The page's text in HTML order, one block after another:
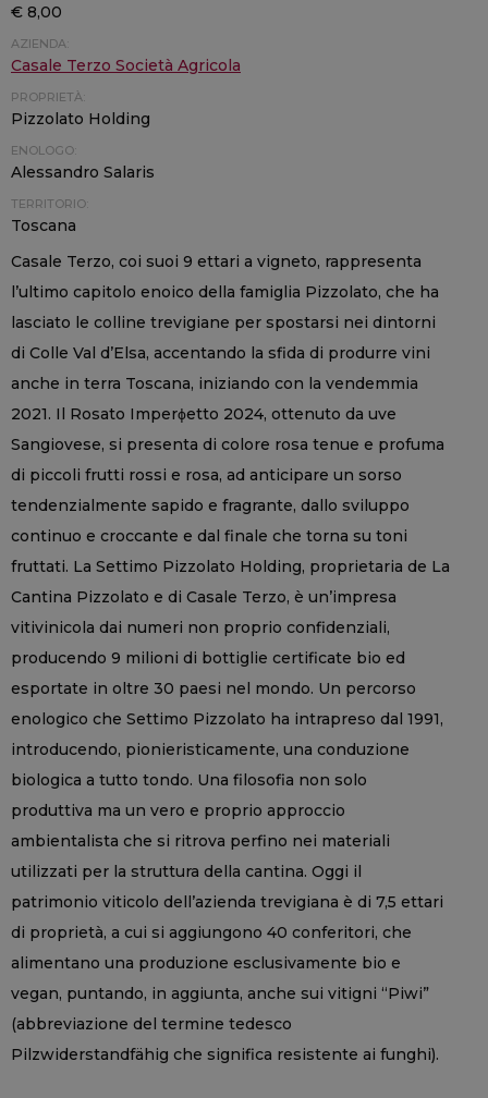
€ 8,00
AZIENDA:
Casale Terzo Società Agricola
PROPRIETÀ:
Pizzolato Holding
ENOLOGO:
Alessandro Salaris
TERRITORIO:
Toscana
Casale Terzo, coi suoi 9 ettari a vigneto, rappresenta
l’ultimo capitolo enoico della famiglia Pizzolato, che ha
lasciato le colline trevigiane per spostarsi nei dintorni
di Colle Val d’Elsa, accentando la sfida di produrre vini
anche in terra Toscana, iniziando con la vendemmia
2021. Il Rosato Imperϕetto 2024, ottenuto da uve
Sangiovese, si presenta di colore rosa tenue e profuma
di piccoli frutti rossi e rosa, ad anticipare un sorso
tendenzialmente sapido e fragrante, dallo sviluppo
continuo e croccante e dal finale che torna su toni
fruttati. La Settimo Pizzolato Holding, proprietaria de La
Cantina Pizzolato e di Casale Terzo, è un’impresa
vitivinicola dai numeri non proprio confidenziali,
producendo 9 milioni di bottiglie certificate bio ed
esportate in oltre 30 paesi nel mondo. Un percorso
enologico che Settimo Pizzolato ha intrapreso dal 1991,
introducendo, pionieristicamente, una conduzione
biologica a tutto tondo. Una filosofia non solo
produttiva ma un vero e proprio approccio
ambientalista che si ritrova perfino nei materiali
utilizzati per la struttura della cantina. Oggi il
patrimonio viticolo dell’azienda trevigiana è di 7,5 ettari
di proprietà, a cui si aggiungono 40 conferitori, che
alimentano una produzione esclusivamente bio e
vegan, puntando, in aggiunta, anche sui vitigni “Piwi”
(abbreviazione del termine tedesco
Pilzwiderstandfähig che significa resistente ai funghi).